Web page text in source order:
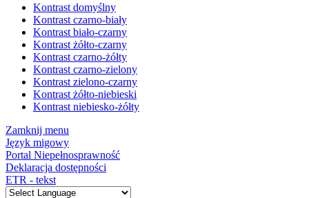
Kontrast domyślny
Kontrast czarno-biały
Kontrast biało-czarny
Kontrast żółto-czarny
Kontrast czarno-żółty
Kontrast czarno-zielony
Kontrast zielono-czarny
Kontrast żółto-niebieski
Kontrast niebiesko-żółty
Zamknij menu
Język migowy
Portal Niepełnosprawność
Deklaracja dostępności
ETR - tekst